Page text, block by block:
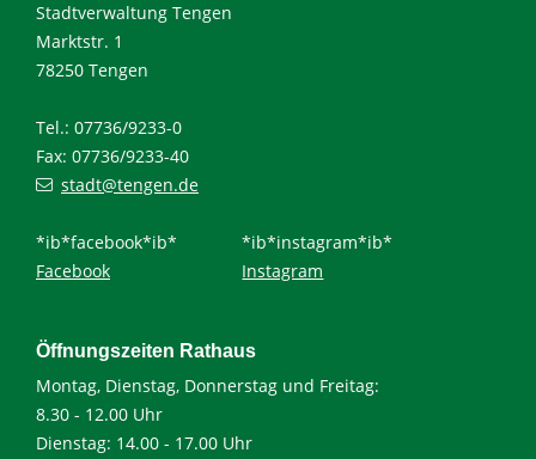
Stadtverwaltung Tengen
Marktstr. 1
78250 Tengen
Tel.: 07736/9233-0
Fax: 07736/9233-40
stadt@tengen.de
*ib*facebook*ib*
Facebook
*ib*instagram*ib*
Instagram
Öffnungszeiten Rathaus
Montag, Dienstag, Donnerstag und Freitag:
8.30 - 12.00 Uhr
Dienstag: 14.00 - 17.00 Uhr